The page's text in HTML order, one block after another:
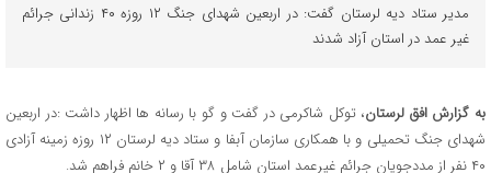
مدیر ستاد دیه لرستان گفت: در اربعین شهدای جنگ ۱۲ روزه ۴۰ زندانی جرائم
غیر عمد در استان آزاد شدند
به گزارش افق لرستان، توکل شاکرمی در گفت و گو با رسانه ها اظهار داشت :در اربعین
شهدای جنگ تحمیلی و با همکاری سازمان آبفا و ستاد دیه لرستان ۱۲ روزه زمینه آزادی
۴۰ نفر از مددجویان جرائم غیرعمد استان شامل ۳۸ آقا و ۲ خانم فراهم شد.